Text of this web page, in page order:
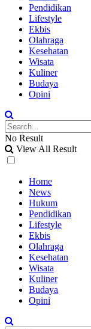
Pendidikan
Lifestyle
Ekbis
Olahraga
Kesehatan
Wisata
Kuliner
Budaya
Opini
No Result
View All Result
Home
News
Hukum
Pendidikan
Lifestyle
Ekbis
Olahraga
Kesehatan
Wisata
Kuliner
Budaya
Opini